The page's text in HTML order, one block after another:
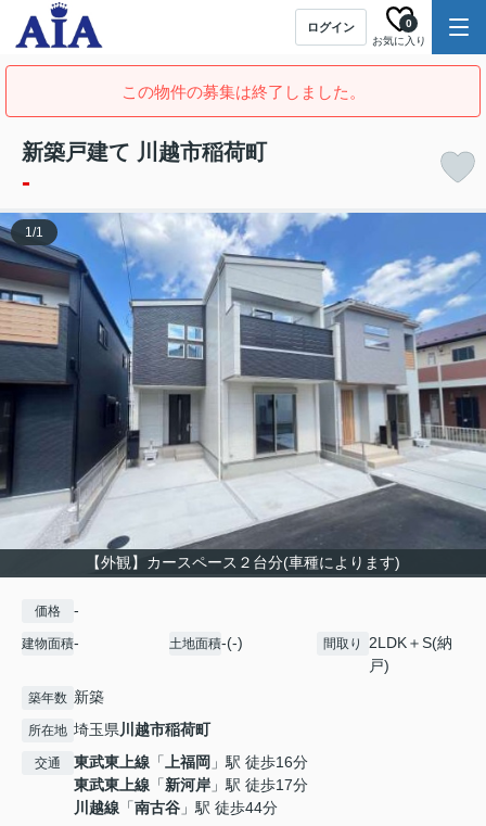
ログイン
お気に入り
0
この物件の募集は終了しました。
新築戸建て 川越市稲荷町
-
【外観】カースペース２台分(車種によります)
1/1
価格 -
建物面積- 土地面積-(-) 間取り
2LDK＋S(納
戸)
築年数 新築
所在地 埼玉県川越市稲荷町
交通 東武東上線 「上福岡 」駅 徒歩16分
東武東上線 「新河岸 」駅 徒歩17分
川越線 「南古谷 」駅 徒歩44分